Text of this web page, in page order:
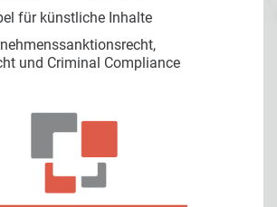
für künstliche Inhalte
und Criminal Compliance